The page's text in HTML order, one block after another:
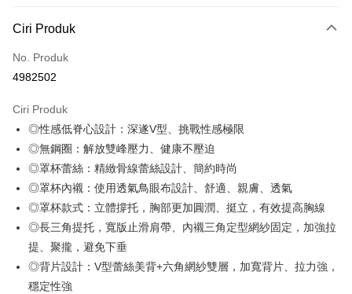
Kad Kredit (Bayaran Penuh)
Pengambilan di Kedai Serbaneka
Apple Pay
JKOPAY
Easy Wallet
Plus PAY
[Terma Penggunaan untuk OP Pay Later]
AFTEE
Ciri Produk
No. Produk
4982502
Ciri Produk
◎性感低脊心設計：深遂V型、挑戰性感極限
◎無鋼圈：解放雙峰壓力、健康不壓迫
◎罩杯蕾絲：精緻骨線蕾絲設計、簡約時尚
◎罩杯內襯：使用透氣鳥眼布設計、舒適、親膚、透氣
◎罩杯款式：立體撐托，胸部更加圓潤、挺立，有效提高胸線
◎長三角提托，寬版止滑肩帶、內襯三角定型網紗固定，加強拉
提、聚攏，避免下垂
◎背片設計：V型蕾絲美背+六角網紗雙層，加寬背片、拉力強，
穩定性強